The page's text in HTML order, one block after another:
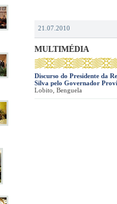
21.07.2010
MULTIMÉDIA
Discurso do Presidente da
Silva pelo Governador
Lobito, Benguela